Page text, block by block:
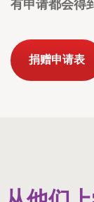
有申请都会得
捐赠申请表